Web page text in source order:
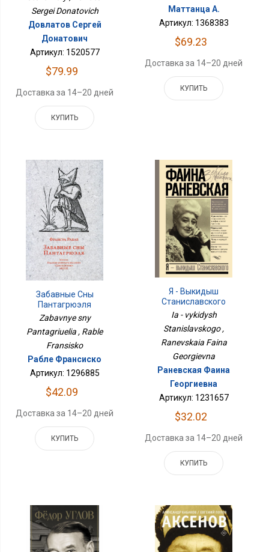
Sergei Donatovich
Довлатов Сергей
Донатович
Артикул: 1520577
$79.99
Доставка за 14–20 дней
КУПИТЬ
Маттанца А.
Артикул: 1368383
$69.23
Доставка за 14–20 дней
КУПИТЬ
Забавные Сны
Пантагрюэля
Zabavnye sny
Pantagriuelia , Rable
Fransisko
Рабле Франсиско
Артикул: 1296885
$42.09
Доставка за 14–20 дней
КУПИТЬ
Я - Выкидыш
Станиславского
Ia - vykidysh
Stanislavskogo ,
Ranevskaia Faina
Georgievna
Раневская Фаина
Георгиевна
Артикул: 1231657
$32.02
Доставка за 14–20 дней
КУПИТЬ